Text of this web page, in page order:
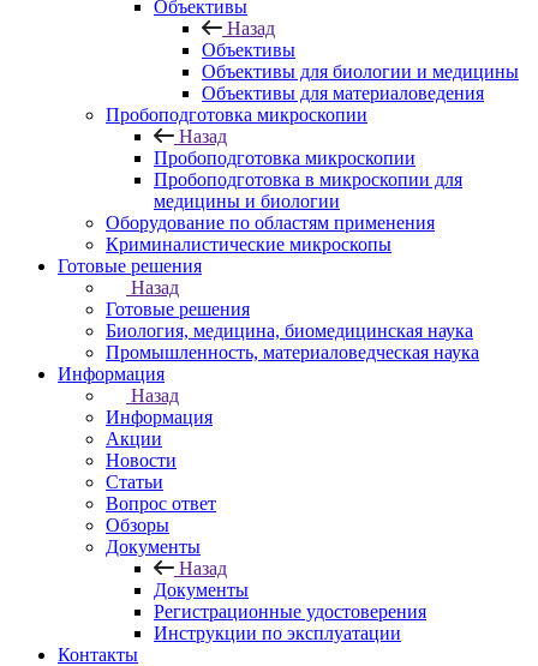
Объективы
Назад
Объективы
Объективы для биологии и медицины
Объективы для материаловедения
Пробоподготовка микроскопии
Назад
Пробоподготовка микроскопии
Пробоподготовка в микроскопии для
медицины и биологии
Оборудование по областям применения
Криминалистические микроскопы
Готовые решения
Назад
Готовые решения
Биология, медицина, биомедицинская наука
Промышленность, материаловедческая наука
Информация
Назад
Информация
Акции
Новости
Статьи
Вопрос ответ
Обзоры
Документы
Назад
Документы
Регистрационные удостоверения
Инструкции по эксплуатации
Контакты